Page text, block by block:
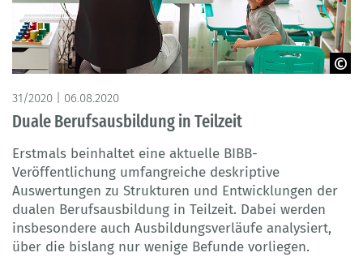
© len44ik
31/2020 | 06.08.2020
Duale Berufsausbildung in Teilzeit
Erstmals beinhaltet eine aktuelle BIBB-
Veröffentlichung umfangreiche deskriptive
Auswertungen zu Strukturen und Entwicklungen der
dualen Berufsausbildung in Teilzeit. Dabei werden
insbesondere auch Ausbildungsverläufe analysiert,
über die bislang nur wenige Befunde vorliegen.